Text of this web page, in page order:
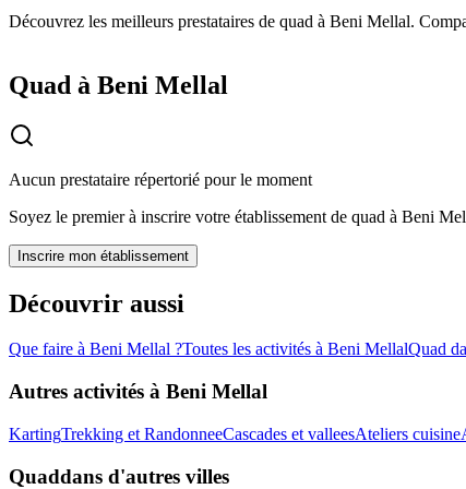
Découvrez les meilleurs prestataires de quad à Beni Mellal.
Quad à Beni Mellal
Aucun prestataire répertorié pour le moment
Soyez le premier à inscrire votre établissement de quad à Beni
Inscrire mon établissement
Découvrir aussi
Que faire à Beni Mellal ?Toutes les activités à Beni MellalQuad
Autres activités à Beni Mellal
KartingTrekking et RandonneeCascades et valleesAteliers cuisine
Quaddans d'autres villes